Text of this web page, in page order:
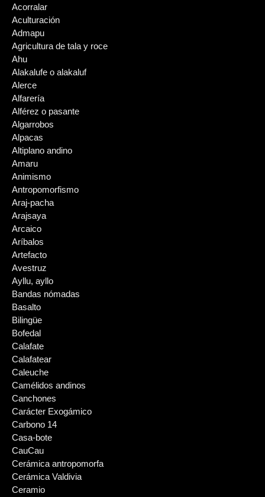
Acorralar
Aculturación
Admapu
Agricultura de tala y roce
Ahu
Alakalufe o alakaluf
Alerce
Alfarería
Alférez o pasante
Algarrobos
Alpacas
Altiplano andino
Amaru
Animismo
Antropomorfismo
Araj-pacha
Arajsaya
Arcaico
Aríbalos
Artefacto
Avestruz
Ayllu, ayllo
Bandas nómadas
Basalto
Bilingüe
Bofedal
Calafate
Calafatear
Caleuche
Camélidos andinos
Canchones
Carácter Exogámico
Carbono 14
Casa-bote
CauCau
Cerámica antropomorfa
Cerámica Valdivia
Ceramio